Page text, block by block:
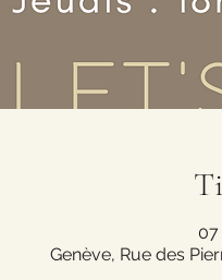
07
Genève, Rue des